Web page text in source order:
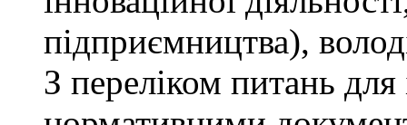
підприємництва),
З переліком питань